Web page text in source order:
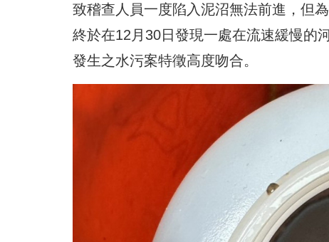
致稽查人員一度陷入泥沼無法前進，但
終於在12月30日發現一處在流速緩慢的
發生之水污案特徵高度吻合。